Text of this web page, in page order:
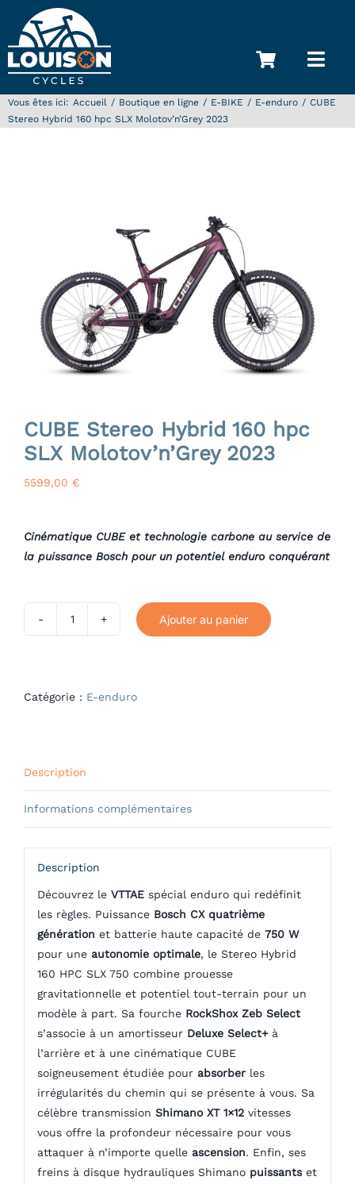
contenu
Accueil
E-SHOP
Occasions
Contact
Vous êtes ici: Accueil / Boutique en ligne / E-BIKE / E-enduro / CUBE
Stereo Hybrid 160 hpc SLX Molotov’n’Grey 2023
CUBE Stereo Hybrid 160 hpc
SLX Molotov’n’Grey 2023
5599,00 €
Cinématique CUBE et technologie carbone au service de
la puissance Bosch pour un potentiel enduro conquérant
SLX
2023
Ajouter au panier
Catégorie : E-enduro
Description
Informations complémentaires
Description
Découvrez le VTTAEspécial enduro qui redéfinit
les règles. PuissanceBosch CX quatrième
génération et batterie haute capacité de 750 W
pour une autonomie optimale, le Stereo Hybrid
160 HPC SLX 750 combine prouesse
gravitationnelle et potentiel tout-terrain pour un
modèle à part. Sa fourche RockShox Zeb Select
s’associe à un amortisseur Deluxe Select+à
l’arrière et à une cinématique CUBE
soigneusement étudiée pour absorberles
irrégularités du chemin qui se présente à vous. Sa
célèbre transmission Shimano XT 1×12vitesses
vous offre la profondeur nécessaire pour vous
attaquer à n’importe quelle ascension. Enfin, ses
freins à disque hydrauliques Shimano puissantset